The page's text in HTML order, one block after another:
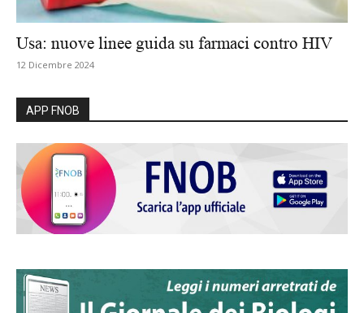
Usa: nuove linee guida su farmaci contro HIV
12 Dicembre 2024
APP FNOB